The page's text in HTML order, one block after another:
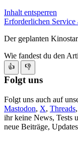
Inhalt entsperren
Erforderlichen Service
Der geplanten
Wie fandest du den
👍 👎
Folgt uns
Folgt uns auch auf
Mastodon, X, Threads,
ihr keine News, Tests
neue Beiträge,